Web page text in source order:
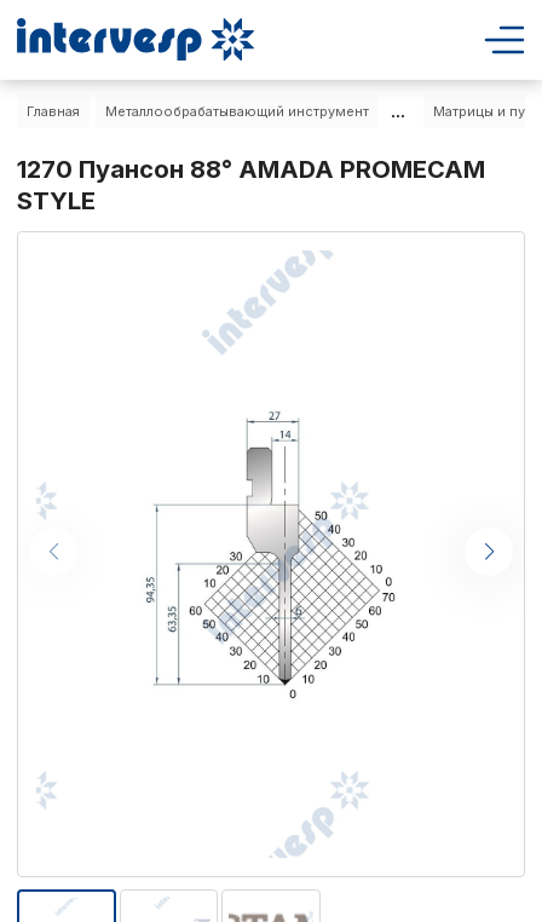
Главная Металлообрабатывающий инструмент ... Матрицы и
1270 Пуансон 88° AMADA PROMECAM
STYLE